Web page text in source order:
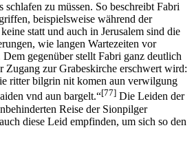
schlafen zu müssen. So beschreibt Fabri
beispielsweise während der
statt und auch in Jerusalem sind die
wie langen Wartezeiten vor
gegenüber stellt Fabri ganz deutlich
Zugang zur Grabeskirche erschwert wird:
ritter bilgrin nit komen aun verwilgung
vnd aun bargelt.“[77] Die Leiden der
Reise der Sionpilger
diese Leid empfinden, um sich so den